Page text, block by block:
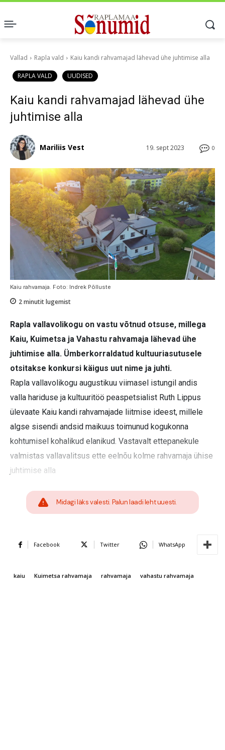
Vallad Rapla vald Kaiu kandi rahvamajad lähevad ühe juhtimise alla
RAPLA VALD UUDISED
Kaiu kandi rahvamajad lähevad ühe
juhtimise alla
0
19. sept 2023
Mariliis Vest
Kaiu rahvamaja. Foto: Indrek Põlluste
2minutit lugemist
Rapla vallavolikogu on vastu võtnud otsuse, millega
Kaiu, Kuimetsa ja Vahastu rahvamaja lähevad ühe
juhtimise alla. Ümberkorraldatud kultuuriasutusele
otsitakse konkursi käigus uut nime ja juhti.
Rapla vallavolikogu augustikuu viimasel istungil andis
valla hariduse ja kultuuritöö peaspetsialist Ruth Lippus
ülevaate Kaiu kandi rahvamajade liitmise ideest, millele
algse sisendi andsid maikuus toimunud kogukonna
kohtumisel kohalikud elanikud. Vastavalt ettepanekule
valmistas vallavalitsus ette eelnõu kolme rahvamaja ühise
juhtimise alla
Midagi läks valesti. Palun laadi leht uuesti.
Facebook Twitter WhatsApp
kaiu Kuimetsa rahvamaja rahvamaja vahastu rahvamaja